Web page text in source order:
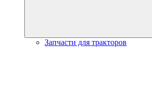
Запчасти для тракторов